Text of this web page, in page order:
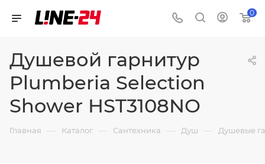
0
Душевой гарнитур
Plumberia Selection
Shower HST3108NO
Главная — Каталог — Сантехника — Душ — Душевые